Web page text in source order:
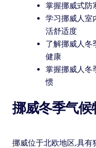
掌握挪威式防
学习挪威人室
活舒适度
了解挪威人冬
健康
掌握挪威人冬
惯
挪威冬季气候
挪威位于北欧地区,具